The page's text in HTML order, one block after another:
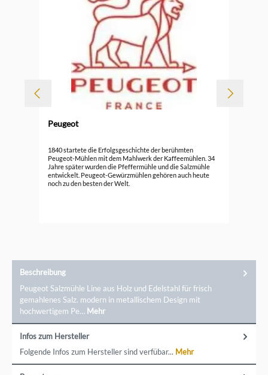
Peugeot
1840 startete die Erfolgsgeschichte der berühmten
Peugeot-Mühlen mit dem Mahlwerk der Kaffeemühlen. 34
Jahre später wurden die Pfeffermühle und die Salzmühle
entwickelt. Peugeot-Gewürzmühlen gehören auch heute
noch zu den besten der Welt.
Beschreibung
Peugeot Salzmühle Line aus Holz und Edelstahl für frisch
gemahlenes Salz. modern in metallischem Design mit
hochwertigem Pe… Mehr
Infos zum Hersteller
Folgende Infos zum Hersteller sind verfübar... Mehr